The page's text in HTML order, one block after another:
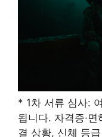
* 1차 서류 심사:
됩니다. 자격증·
결 상황, 신체 등